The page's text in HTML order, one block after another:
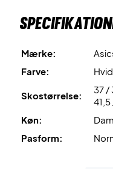
badmintonsko i dag!
Mærke:
Farve:
Hvid
Skostørrelse:
37 /
Køn:
Pasform: